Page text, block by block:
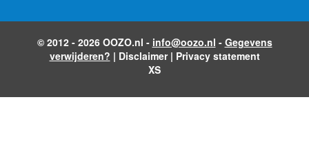
© 2012 - 2026 OOZO.nl - info@oozo.nl - Gegevens
verwijderen? | Disclaimer| Privacy statement
XS